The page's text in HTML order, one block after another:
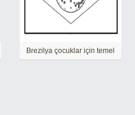
Brezilya çocuklar için temel